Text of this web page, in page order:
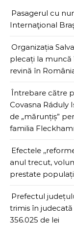
Pasagerul cu
Internaţional
Organizația
plecați la muncă
revină în
Întrebare către
Covasna Ráduly
de „mărunțiș”
familia
Efectele
anul trecut,
prestate
Prefectul
trimis în
356.025 de lei